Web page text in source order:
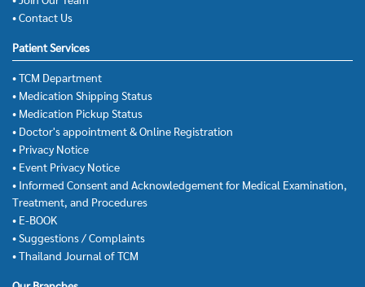
• Contact Us
Patient Services
• TCM Department
• Medication Shipping Status
• Medication Pickup Status
• Doctor's appointment & Online Registration
• Privacy Notice
• Event Privacy Notice
• Informed Consent and Acknowledgement for Medical Examination,
Treatment, and Procedures
• E-BOOK
• Suggestions / Complaints
• Thailand Journal of TCM